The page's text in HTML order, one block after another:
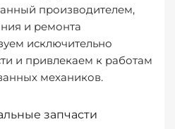
производителем,
и ремонта
исключительно
и привлекаем к работам
механиков.
запчасти